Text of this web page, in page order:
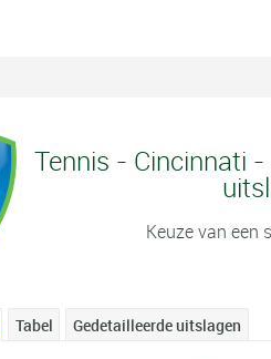
Tennis - Cincinnati
Keuze van een
Tabel Gedetailleerde uitslagen